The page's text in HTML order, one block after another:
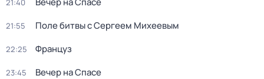
21:40
21:55 Поле битвы с Сергеем Михеевым
22:25 Француз
23:45 Вечер на Спасе